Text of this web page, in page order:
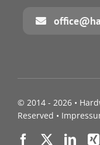
© 2014 - 2026 •
Reserved •